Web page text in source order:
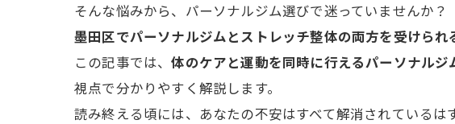
そんな悩みから、パーソナルジム選びで迷っていませんか？
墨田区でパーソナルジムとストレッチ整体の両方を受けられ
この記事では、体のケアと運動を同時に行えるパーソナルジ
視点で分かりやすく解説します。
読み終える頃には、あなたの不安はすべて解消されているは